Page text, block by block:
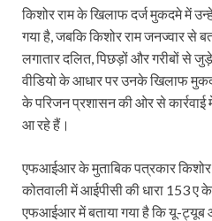
किशोर राम के खिलाफ दर्ज मुकदमे में
गया है, जबकि किशोर राम जनज्वार से
लगातार दलित, पिछड़ों और गरीबों से
वीडियो के आधार पर उनके खिलाफ
के परिजन प्रशासन की ओर से
आ रहे हैं।
एफआईआर के मुताबिक पत्रकार किशोर
कोतवाली में आईपीसी की धारा 153 ए
एफआईआर में बताया गया है कि यू-ट्यूब